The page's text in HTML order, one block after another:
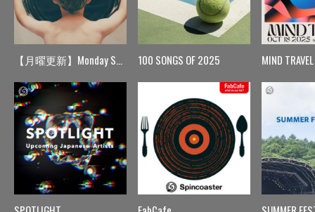
【月曜更新】Monday Spin 100 SONGS OF 2025 MIND TRAVEL